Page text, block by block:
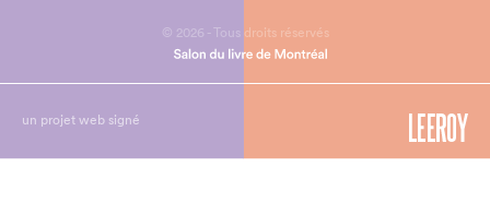
© 2026 - Tous droits réservés
un projet web signé